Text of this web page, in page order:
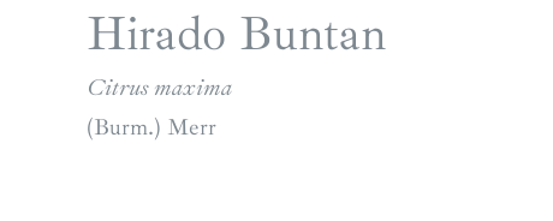
Hirado Buntan
Citrus maxima
(Burm.) Merr